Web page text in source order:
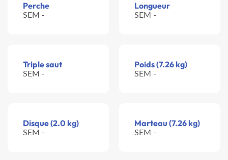
Perche
SEM -
Longueur
SEM -
Triple saut
SEM -
Poids (7.26 kg)
SEM -
Disque (2.0 kg)
SEM -
Marteau (7.26 kg)
SEM -